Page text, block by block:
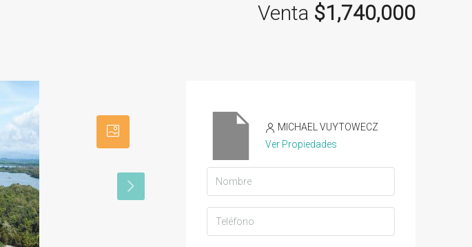
Venta $1,740,000
MICHAEL VUYTOWECZ
Ver Propiedades